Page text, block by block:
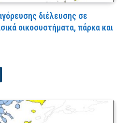
διέλευσης σε
οικοσυστήματα, πάρκα και